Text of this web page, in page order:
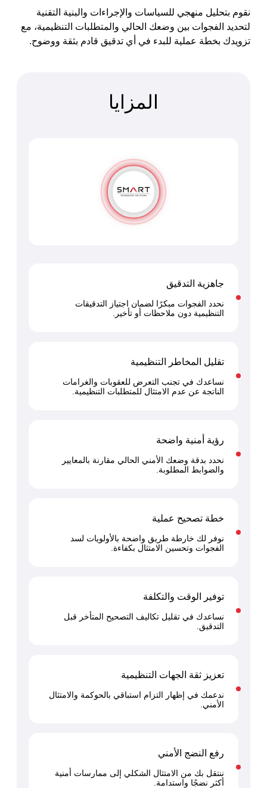
التقنية
الرقمية
الأعمال
نقوم بتحليل منهجي للسياسات والإجراءات والبنية التقنية
لتحديد الفجوات بين وضعك الحالي والمتطلبات التنظيمية، مع
تزويدك بخطة عملية للبدء في أي تدقيق قادم بثقة ووضوح.
المزايا
جاهزية التدقيق
نحدد الفجوات مبكرًا لضمان اجتياز التدقيقات
التنظيمية دون ملاحظات أو تأخير.
تقليل المخاطر التنظيمية
نساعدك في تجنب التعرض للعقوبات والغرامات
الناتجة عن عدم الامتثال للمتطلبات التنظيمية.
رؤية أمنية واضحة
نحدد بدقة وضعك الأمني الحالي مقارنة بالمعايير
والضوابط المطلوبة.
خطة تصحيح عملية
نوفر لك خارطة طريق واضحة بالأولويات لسد
الفجوات وتحسين الامتثال بكفاءة.
توفير الوقت والتكلفة
نساعدك في تقليل تكاليف التصحيح المتأخر قبل
التدقيق.
تعزيز ثقة الجهات التنظيمية
ندعمك في إظهار التزام استباقي بالحوكمة والامتثال
الأمني.
رفع النضج الأمني
ننتقل بك من الامتثال الشكلي إلى ممارسات أمنية
أكثر نضجًا واستدامة.